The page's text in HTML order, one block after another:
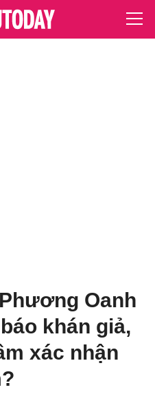
Oanh
khán giả,
xác nhận